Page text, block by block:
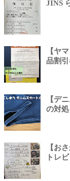
JINS
【ヤ
品割
【デ
の対
【お
トレ